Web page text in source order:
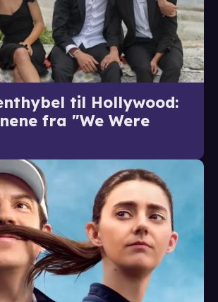
til Hollywood:
fra "We Were